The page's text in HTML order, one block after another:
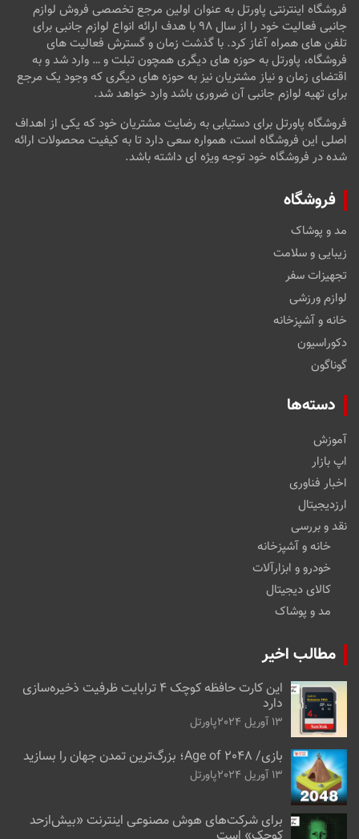
فروشگاه اینترنتی پاورتل به عنوان اولین مرجع تخصصی فروش لوازم
جانبی فعالیت خود را از سال ۹۸ با هدف ارائه انواع لوازم جانبی برای
تلفن های همراه آغاز کرد. با گذشت زمان و گسترش فعالیت های
فروشگاه، پاورتل به حوزه های دیگری همچون تبلت و … وارد شد و به
اقتضای زمان و نیاز مشتریان نیز به حوزه های دیگری که وجود یک مرجع
برای تهیه لوازم جانبی آن ضروری باشد وارد خواهد شد.
فروشگاه پاورتل برای دستیابی به رضایت مشتریان خود که یکی از اهداف
اصلی این فروشگاه است، همواره سعی دارد تا به کیفیت محصولات ارائه
شده در فروشگاه خود توجه ویژه ای داشته باشد.
فروشگاه
مد و پوشاک
زیبایی و سلامت
تجهیزات سفر
لوازم ورزشی
خانه و آشپزخانه
دکوراسیون
گوناگون
دسته‌ها
آموزش
اپ بازار
اخبار فناوری
ارزدیجیتال
نقد و بررسی
خانه و آشپزخانه
خودرو و ابزارآلات
کالای دیجیتال
مد و پوشاک
مطالب اخیر
این کارت حافظه کوچک ۴ ترابایت ظرفیت ذخیره‌سازی
دارد
13 آوریل 2024 پاورتل
بازی/ Age of 2048؛ بزرگ‌ترین تمدن جهان را بسازید
13 آوریل 2024 پاورتل
برای شرکت‌های هوش مصنوعی اینترنت «بیش‌از‌حد